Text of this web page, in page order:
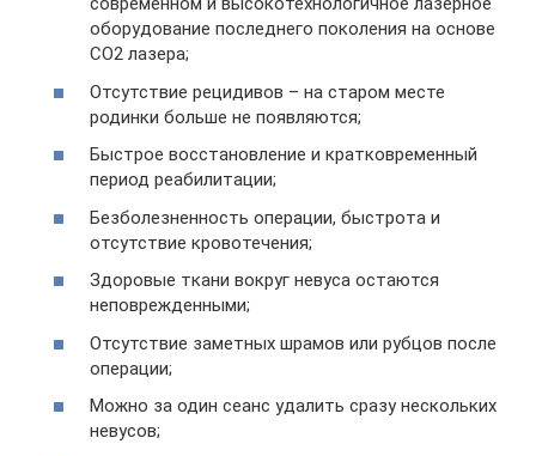
оборудование последнего поколения на основе
СО2 лазера;
Отсутствие рецидивов – на старом месте
родинки больше не появляются;
Быстрое восстановление и кратковременный
период реабилитации;
Безболезненность операции, быстрота и
отсутствие кровотечения;
Здоровые ткани вокруг невуса остаются
неповрежденными;
Отсутствие заметных шрамов или рубцов после
операции;
Можно за один сеанс удалить сразу нескольких
невусов;